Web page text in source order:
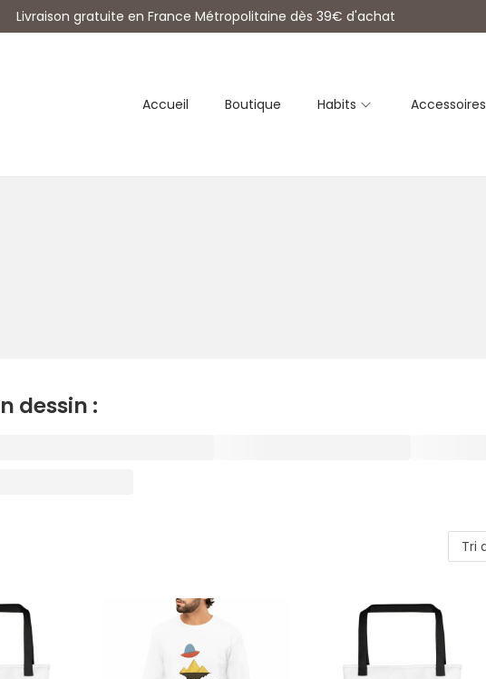
Livraison gratuite en France Métropolitaine dès 39€ d'achat
Accueil Boutique Habits Accessoires
dessin :